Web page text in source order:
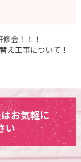
会！！！
え工事について！
お気軽に
い